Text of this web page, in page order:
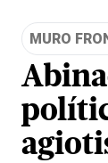
MURO